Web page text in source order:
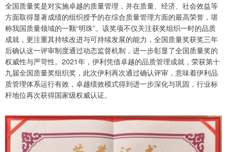
全国质量奖是对实施卓越的质量管理，并在质量、经济、社会效益等
方面取得显著成绩的组织授予的在综合质量管理方面的最高荣誉，堪
称我国质量领域的一颗“明珠”。该奖项不仅关注获奖组织一时的品质
成就，更注重其持续改进与可持续发展的能力，全国质量奖获奖三年
后确认这一评审制度通过动态监督机制，进一步彰显了全国质量奖的
权威性与严苛性。2021年，伊利凭借卓越的品质管理成就，荣获第十
九届全国质量奖组织奖，此次伊利再次通过确认评审，意味着伊利品
质管理体系运行有效，卓越绩效模式得到进一步深化与巩固，行业标
杆地位再次获得国家级权威认证。